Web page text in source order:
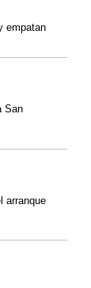
empatan
San
arranque